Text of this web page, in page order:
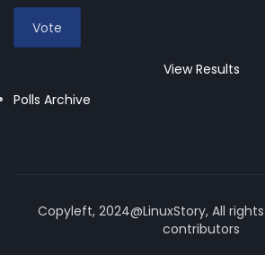
View Results
Polls Archive
Copyleft, 2024@LinuxStory, All
contributors